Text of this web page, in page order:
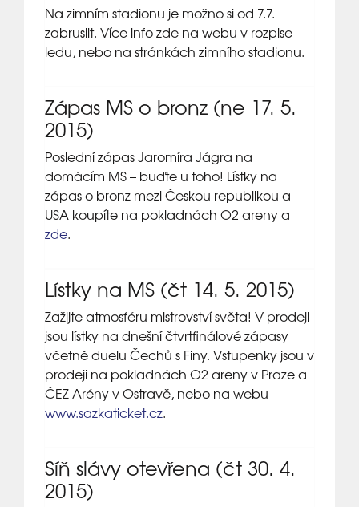
Na zimním stadionu je možno si od 7.7.
zabruslit. Více info zde na webu v rozpise
ledu, nebo na stránkách zimního stadionu.
Zápas MS o bronz (ne 17. 5.
2015)
Poslední zápas Jaromíra Jágra na
domácím MS – buďte u toho! Lístky na
zápas o bronz mezi Českou republikou a
USA koupíte na pokladnách O2 areny a
zde.
Lístky na MS (čt 14. 5. 2015)
Zažijte atmosféru mistrovství světa! V prodeji
jsou lístky na dnešní čtvrtfinálové zápasy
včetně duelu Čechů s Finy. Vstupenky jsou v
prodeji na pokladnách O2 areny v Praze a
ČEZ Arény v Ostravě, nebo na webu
www.sazkaticket.cz.
Síň slávy otevřena (čt 30. 4.
2015)